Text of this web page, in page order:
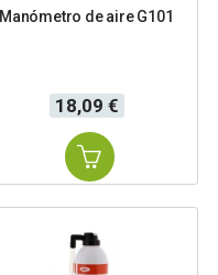
Manómetro de aire G101
Precio
18,09 €